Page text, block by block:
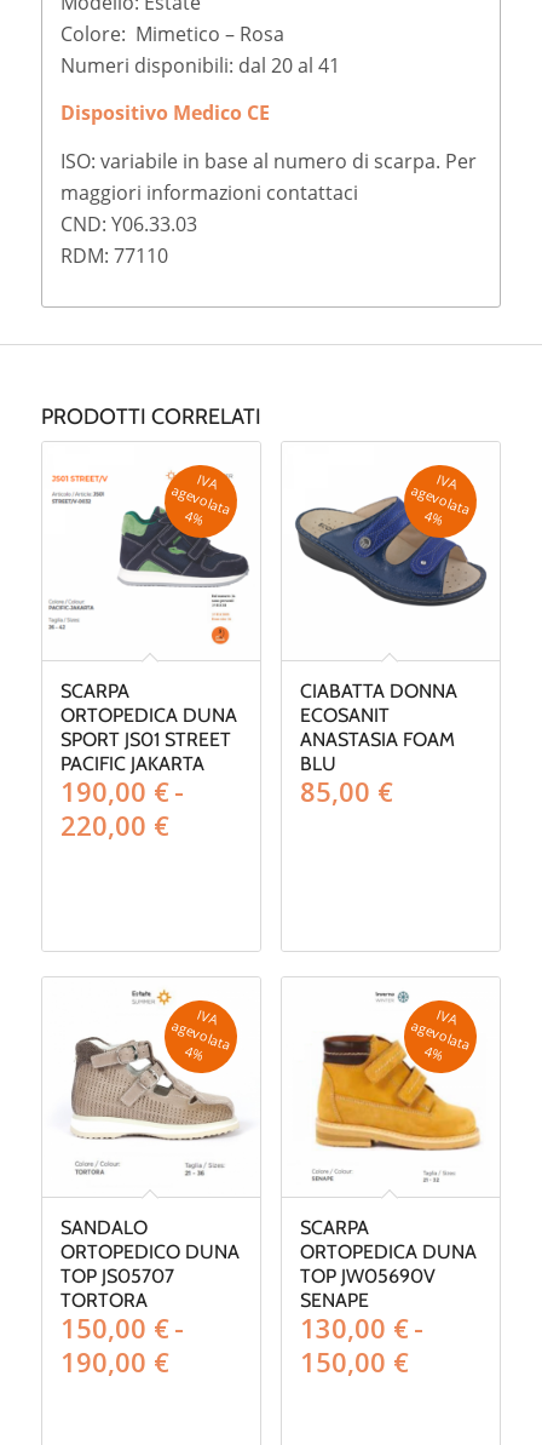
Colore: Mimetico – Rosa
Numeri disponibili: dal 20 al 41
Dispositivo Medico CE
ISO: variabile in base al numero di scarpa. Per
maggiori informazioni contattaci
CND: Y06.33.03
RDM: 77110
PRODOTTI CORRELATI
SCARPA
ORTOPEDICA DUNA
SPORT JS01 STREET
PACIFIC JAKARTA
190,00 €-
220,00 €Fascia
a
220,00 €
IV
A
a
g
e
v
o
la
ta
4
%
CIABATTA DONNA
ECOSANIT
ANASTASIA FOAM
BLU
85,00 €
IV
A
a
g
e
v
o
la
ta
4
%
SANDALO
ORTOPEDICO DUNA
TOP JS05707
TORTORA
150,00 €-
190,00 €Fascia
IV
A
a
g
e
v
o
la
ta
4
%
SCARPA
ORTOPEDICA DUNA
TOP JW05690V
SENAPE
130,00 €-
150,00 €Fascia
IV
A
a
g
e
v
o
la
ta
4
%